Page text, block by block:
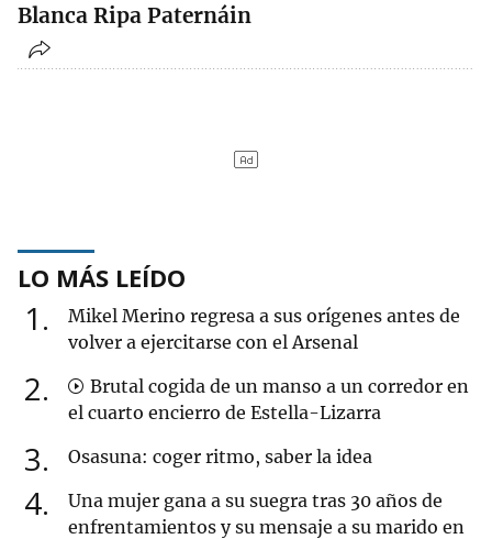
Blanca Ripa Paternáin
LO MÁS LEÍDO
1
Mikel Merino regresa a sus orígenes antes de
volver a ejercitarse con el Arsenal
2
Brutal cogida de un manso a un corredor en
el cuarto encierro de Estella-Lizarra
3 Osasuna: coger ritmo, saber la idea
4
Una mujer gana a su suegra tras 30 años de
enfrentamientos y su mensaje a su marido en